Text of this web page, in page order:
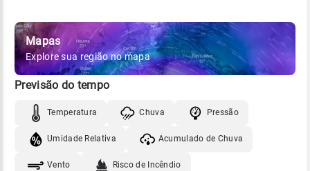
Mapas
Explore sua região no mapa
Previsão do tempo
Temperatura Chuva Pressão
Umidade Relativa Acumulado de Chuva
Vento Risco de Incêndio